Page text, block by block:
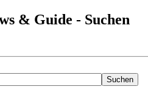
& Guide - Suchen